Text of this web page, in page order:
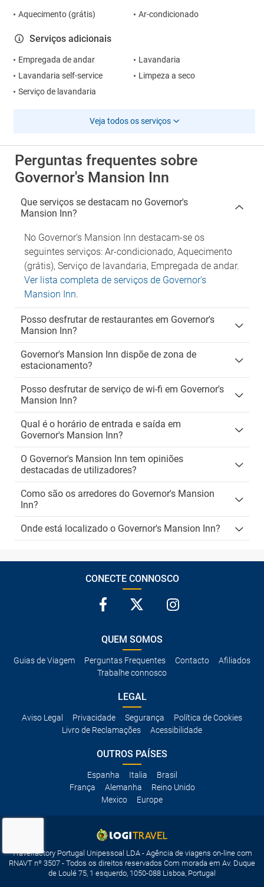
Aquecimento (grátis) Ar-condicionado
Serviços adicionais
Empregada de andar
Lavandaria
Lavandaria self-service
Limpeza a seco
Serviço de lavandaria
Veja todos os serviços
Perguntas frequentes sobre
Governor's Mansion Inn
Que serviços se destacam no Governor's
Mansion Inn?
No Governor's Mansion Inn destacam-se os
seguintes serviços: Ar-condicionado, Aquecimento
(grátis), Serviço de lavandaria, Empregada de andar.
Ver lista completa de serviços de Governor's
Mansion Inn.
Posso desfrutar de restaurantes em Governor's
Mansion Inn?
Governor's Mansion Inn dispõe de zona de
estacionamento?
Posso desfrutar de serviço de wi-fi em Governor's
Mansion Inn?
Qual é o horário de entrada e saída em
Governor's Mansion Inn?
O Governor's Mansion Inn tem opiniões
destacadas de utilizadores?
Como são os arredores do Governor's Mansion
Inn?
Onde está localizado o Governor's Mansion Inn?
CONECTE CONNOSCO
QUEM SOMOS
Guias de Viagem Perguntas Frequentes Contacto
Afiliados
Trabalhe connosco
LEGAL
Aviso Legal Privacidade Segurança
Política de Cookies
Livro de Reclamações
Acessibilidade
OUTROS PAÍSES
Espanha Italia
Brasil
França
Alemanha
Reino Unido
Mexico
Europe
Travelfactory Portugal Unipessoal LDA - Agência de viagens on-line com
RNAVT nº 3507 - Todos os direitos reservados Com morada em Av. Duque
de Loulé 75, 1 esquerdo, 1050-088 Lisboa, Portugal